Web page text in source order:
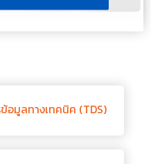
อมูลทางเทคนิค (TDS)